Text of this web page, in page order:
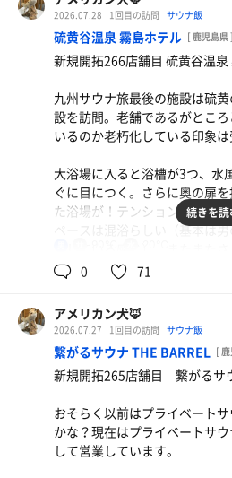
肉野菜炒め定食
水
閉による冷気の侵入を最小限に
ていて良い。
水風呂は16度くらいで5〜6人
休憩は露天の寝転びスペース
多くいたため、2セットともに
水
2026.07.28 1回目の訪問 サウナ飯
硫黄谷温泉 霧島ホテル [ 鹿児島県 ]
新規開拓266店舗目 硫黄谷温
九州サウナ旅最後の施設は硫
設を訪問。老舗であるがとこ
いるのか老朽化している印象は
大浴場に入ると浴槽が3つ、水
ぐに目につく。さらに奥の扉
た浴場が！テンションが上が
ペースは混浴らしい（基本は
風呂が待ち受けている。広すぎ
サウナは遠赤外線カラカラ系
110°くらいでとても好きな角度
水風呂は霧島連山から湧水をか
のでかなりぬるいが柔らかさを
休憩イスはないのでだだっ広
っくり入りながらサウナもつ
続きを読
0 71
アメリカン犬🦊
2026.07.27 1回目の訪問 サウナ飯
繋がるサウナ THE BARREL [
新規開拓265店舗目 繋がるサ
おそらく以前はプライベート
かな？現在はプライベートサ
して営業しています。